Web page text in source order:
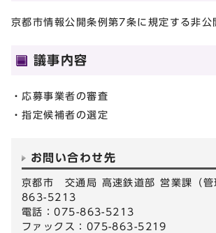
京都市情報公開条例第7条に規定する非公
議事内容
・応募事業者の審査
・指定候補者の選定
お問い合わせ先
京都市 交通局 高速鉄道部 営業課（
863-5213
電話：075-863-5213
ファックス：075-863-5219